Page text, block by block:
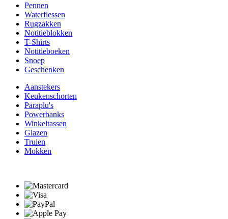
Pennen
Waterflessen
Rugzakken
Notitieblokken
T-Shirts
Notitieboeken
Snoep
Geschenken
Aanstekers
Keukenschorten
Paraplu's
Powerbanks
Winkeltassen
Glazen
Truien
Mokken